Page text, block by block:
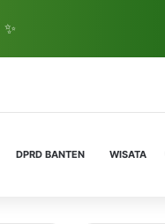
✨
DPRD BANTEN WISATA